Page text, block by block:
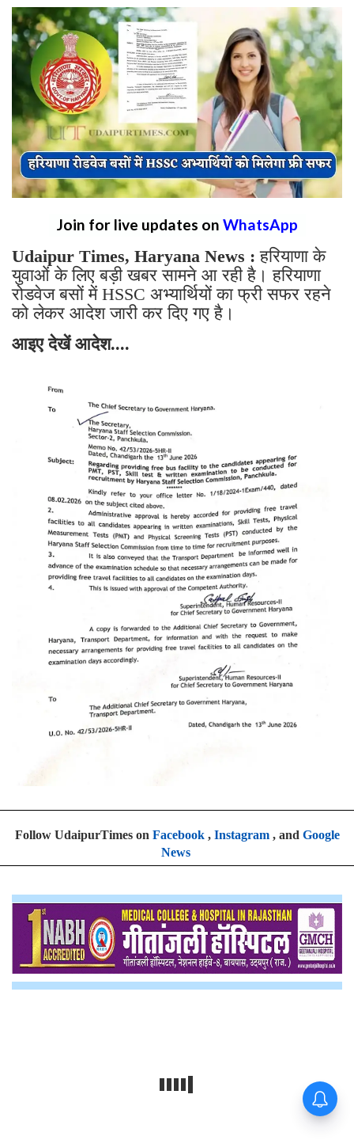
Join for live updates on WhatsApp
Udaipur Times, Haryana News : हरियाणा के
युवाओं के लिए बड़ी खबर सामने आ रही है। हरियाणा
रोडवेज बसों में HSSC अभ्यार्थियों का फ्री सफर रहने
को लेकर आदेश जारी कर दिए गए है।
आइए देखें आदेश....
Follow UdaipurTimes on Facebook, Instagram, and Google
News